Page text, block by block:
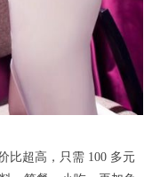
超高，只需 100 多元